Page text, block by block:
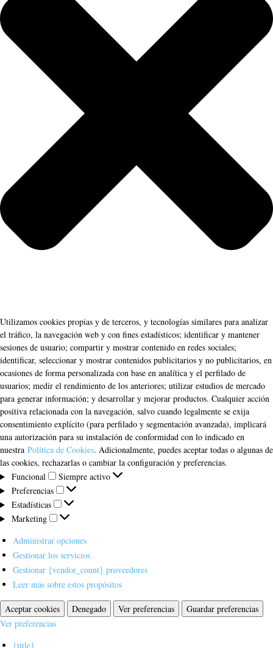
Utilizamos cookies propias y de terceros, y tecnologías similares para analizar
el tráfico, la navegación web y con fines estadísticos; identificar y mantener
sesiones de usuario; compartir y mostrar contenido en redes sociales;
identificar, seleccionar y mostrar contenidos publicitarios y no publicitarios, en
ocasiones de forma personalizada con base en analítica y el perfilado de
usuarios; medir el rendimiento de los anteriores; utilizar estudios de mercado
para generar información; y desarrollar y mejorar productos. Cualquier acción
positiva relacionada con la navegación, salvo cuando legalmente se exija
consentimiento explícito (para perfilado y segmentación avanzada), implicará
una autorización para su instalación de conformidad con lo indicado en
nuestra Política de Cookies. Adicionalmente, puedes aceptar todas o algunas de
las cookies, rechazarlas o cambiar la configuración y preferencias.
Funcional
Funcional
Siempre activo
Preferencias
Preferencias
Estadísticas
Estadísticas
Marketing
Marketing
Administrar opciones
Gestionar los servicios
Gestionar {vendor_count} proveedores
Leer más sobre estos propósitos
Aceptar cookies Denegado Ver preferencias
Guardar preferencias
Ver preferencias
{title}